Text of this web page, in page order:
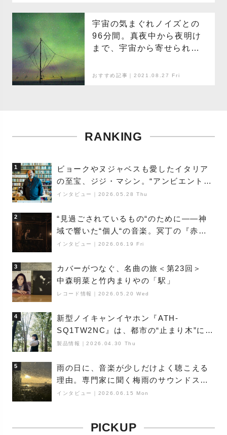
宇宙の気まぐれノイズとの
96分間。真夜中から夜明け
まで、宇宙から寄せられる
おすすめ記事｜2021.08.27 Fri
RANKING
1
ビョークやヌジャベスも愛したイタリア
の至宝、ジジ・マシン。“アンビエントの
巨匠”が明かす創作の原点と、「動き」に
インタビュー 2026.05.28 Thu
2
“見過ごされているもの“のために――神
域で響いた“個人“の音楽。冥丁の『赤城
夜神楽』をレポート
インタビュー 2026.06.19 Fri
3
カバーがつなぐ、名曲の旅＜第23回＞
中森明菜と竹内まりやの「駅」
レコード情報 2026.05.20 Wed
4
新型ノイキャンイヤホン『ATH-
SQ1TW2NC』は、都市の“止まり木”にな
り得るーシンガーソングライター浮
製品情報 ｜2026.04.30 Thu
5
雨の日に、音楽が少しだけよく聴こえる
理由。専門家に聞く梅雨のサウンドス
ケープ
インタビュー 2026.06.15 Mon
PICKUP